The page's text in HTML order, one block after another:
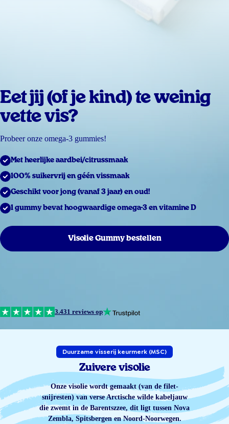
Eet jij (of je kind) te weinig
vette vis?
Probeer onze omega-3 gummies!
Met heerlijke aardbei/citrussmaak
100% suikervrij en géén vissmaak
Geschikt voor jong (vanaf 3 jaar) en oud!
1 gummy bevat hoogwaardige omega-3 en vitamine D
Visolie Gummy bestellen
3.431 reviews op
Duurzame visserij keurmerk (MSC)
Zuivere visolie
Onze visolie wordt gemaakt (van de filet-
snijresten) van verse Arctische wilde kabeljauw
die zwemt in de Barentszzee, dit ligt tussen Nova
Zembla, Spitsbergen en Noord-Noorwegen.